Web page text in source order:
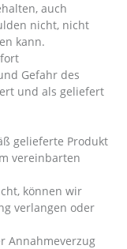
auch
nicht, nicht
kann.
Gefahr des
und als geliefert
gelieferte Produkt
vereinbarten
können wir
verlangen oder
Annahmeverzug